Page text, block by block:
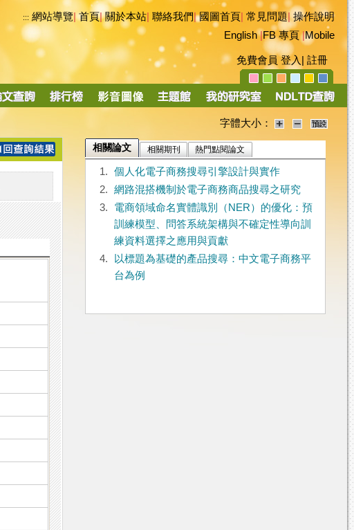
::: 網站導覽|首頁|關於本站 聯絡我們|國圖首頁 常見問題|操作說明
English|FB 專頁|Mobile
免費會員 登入 註冊
字體大小：
相關論文 相關期刊 熱門點閱論文
1.
個人化電子商務搜尋引擎設計與實作
2.
網路混搭機制於電子商務商品搜尋之研究
3.
電商領域命名實體識別（NER）的優化：預
訓練模型、問答系統架構與不確定性導向訓
練資料選擇之應用與貢獻
4.
以標題為基礎的產品搜尋：中文電子商務平
台為例